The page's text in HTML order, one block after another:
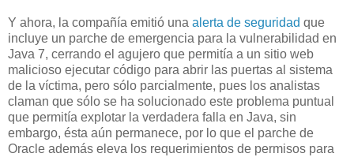
Y ahora, la compañía emitió una alerta de seguridad que
incluye un parche de emergencia para la vulnerabilidad en
Java 7, cerrando el agujero que permitía a un sitio web
malicioso ejecutar código para abrir las puertas al sistema
de la víctima, pero sólo parcialmente, pues los analistas
claman que sólo se ha solucionado este problema puntual
que permitía explotar la verdadera falla en Java, sin
embargo, ésta aún permanece, por lo que el parche de
Oracle además eleva los requerimientos de permisos para